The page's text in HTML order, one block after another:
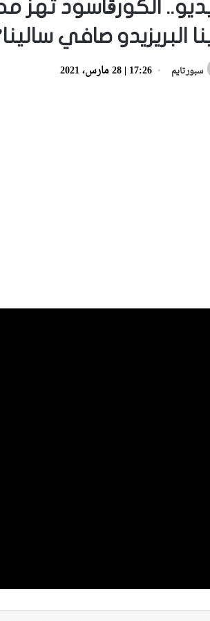
الكورڤاسود تهز
البريزيدو صافي
سبورتايم 17:26 | 28 مارس، 2021